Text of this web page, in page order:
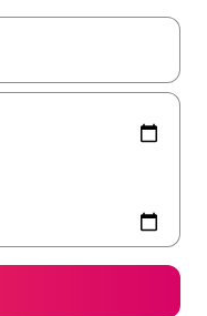
lëviz me butonat e